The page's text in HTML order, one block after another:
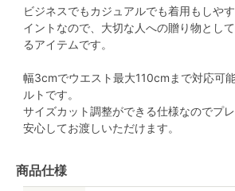
ビジネスでもカジュアルでも着用もしや
イントなので、大切な人への贈り物とし
るアイテムです。
幅3cmでウエスト最大110cmまで対応可
ルトです。
サイズカット調整ができる仕様なのでプ
安心してお渡しいただけます。
商品仕様